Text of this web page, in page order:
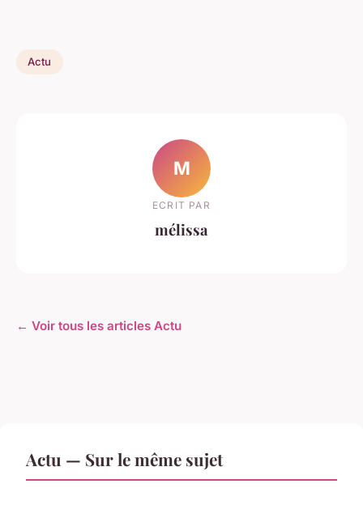
Actu
M
ECRIT PAR
mélissa
← Voir tous les articles Actu
Actu — Sur le même sujet